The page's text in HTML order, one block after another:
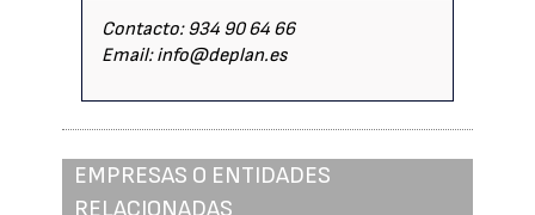
Contacto: 934 90 64 66
Email: info@deplan.es
EMPRESAS O ENTIDADES
RELACIONADAS